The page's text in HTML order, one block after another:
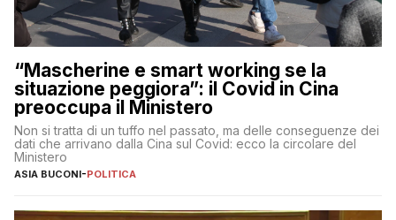
“Mascherine e smart working se la
situazione peggiora”: il Covid in Cina
preoccupa il Ministero
Non si tratta di un tuffo nel passato, ma delle conseguenze dei
dati che arrivano dalla Cina sul Covid: ecco la circolare del
Ministero
ASIA BUCONI-POLITICA